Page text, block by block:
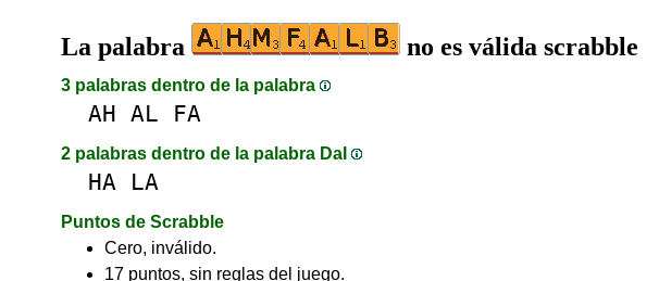
La palabra no es válida scrabble
3 palabras dentro de la palabra
AH AL FA
2 palabras dentro de la palabra DaI
HA LA
Puntos de Scrabble
Cero, inválido.
17 puntos, sin reglas del juego.